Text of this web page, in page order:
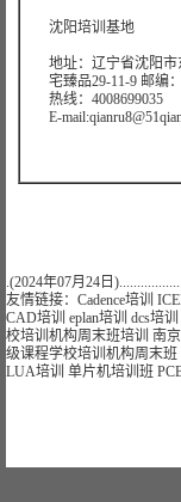
沈阳培训基地
地址：辽宁省沈阳
宅臻品29-11-9 邮编
热线：4008699035
E-
.(2024年07月24日
友情链接： Cadence培训
CAD培训 eplan培训 dcs培训
校培训 机构周末班培训 南京
级课程学校培训 机构周末班
LUA培训 单片机培训班